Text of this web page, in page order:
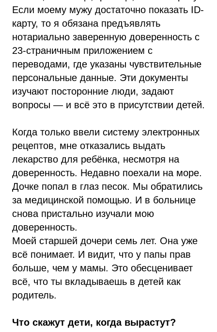
Если моему мужу достаточно показать ID-
карту, то я обязана предъявлять
нотариально заверенную доверенность с
23-страничным приложением с
переводами, где указаны чувствительные
персональные данные. Эти документы
изучают посторонние люди, задают
вопросы — и всё это в присутствии детей.
Когда только ввели систему электронных
рецептов, мне отказались выдать
лекарство для ребёнка, несмотря на
доверенность. Недавно поехали на море.
Дочке попал в глаз песок. Мы обратились
за медицинской помощью. И в больнице
снова пристально изучали мою
доверенность.
Моей старшей дочери семь лет. Она уже
всё понимает. И видит, что у папы прав
больше, чем у мамы. Это обесценивает
всё, что ты вкладываешь в детей как
родитель.
Что скажут дети, когда вырастут?